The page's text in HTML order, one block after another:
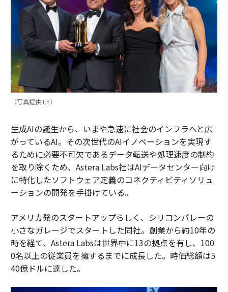
（写真提供 EY）
生成AIの誕生から、いまや急速に社会のインフラへと広
がっているAI。その次世代のAIイノベーションを実現す
るために必要不可欠であるデータ転送や処理速度の制約
を取り除くため、Astera Labs社はAIデータセンター向け
に特化したソフトウェア定義のコネクティビティソリュ
ーションの開発を手掛けている。
アメリカ発のスタートアップらしく、シリコンバレーの
小さなガレージでスタートした同社。創業から約10年の
時を経て、Astera Labsは世界中に13の拠点を有し、100
0名以上の従業員を擁するまでに成長した。時価総額は5
40億ドルに達した。